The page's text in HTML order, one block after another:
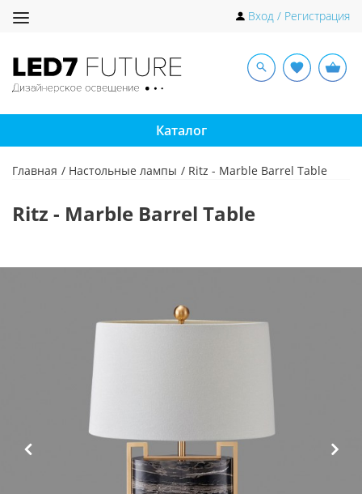
Toggle
Вход / Регистрация
Каталог
Главная Настольные лампы Ritz - Marble Barrel Table
Ritz - Marble Barrel Table